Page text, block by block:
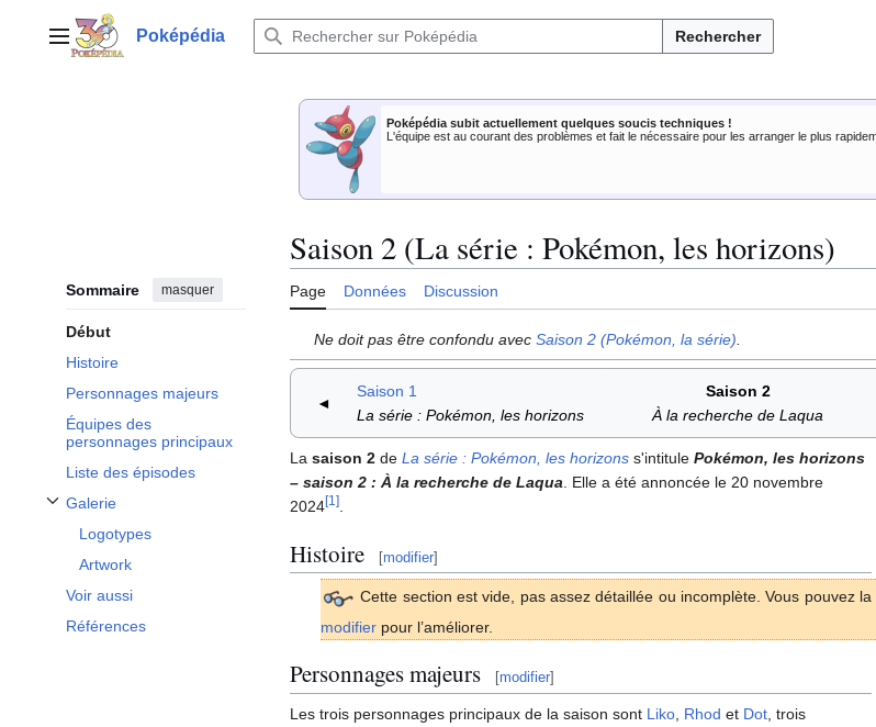
contenuMenu principalPoképédia Rechercher
Poképédia subit actuellement quelques soucis techniques !
L'équipe est au courant des problèmes et fait le nécessaire pour les arranger le plus
Sommaire masquer
Début
Histoire
Personnages majeurs
Équipes des
personnages principaux
Liste des épisodes
Galerie
Afficher / masquer la sous-section Galerie
Logotypes
Artwork
Voir aussi
Références
Saison 2 (La série : Pokémon, les horizons)
Page Données Discussion
Ne doit pas être confondu avecSaison 2 (Pokémon, la série)
◄
Saison 1
La série : Pokémon, les horizons
Saison 2
À la recherche de Laqua
La saison 2 de La série : Pokémon, les horizons s'intitule Pokémon, les horizons
– saison 2 : À la recherche de Laqua . Elle a été annoncée le 20 novembre
2024[1 ]
Histoire [modifier]
Cette section est vide, pas assez détaillée ou incomplète. Vous pouvez la
modifier pour l’améliorer.
Personnages majeurs [modifier]
Les trois personnages principaux de la saison sont Liko Rhod et Dot , trois